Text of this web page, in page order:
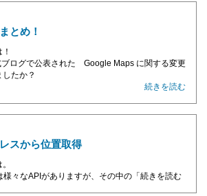
とめ！
ログで公表された Google Maps に関する変更
たか？
続きを読む
スから位置取得
々なAPIがありますが、その中の「 続きを読む